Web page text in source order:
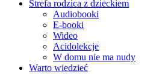
Strefa rodzica z dzieckiem
Audiobooki
E-booki
Wideo
Acidolekcje
W domu nie ma nudy
Warto wiedzieć